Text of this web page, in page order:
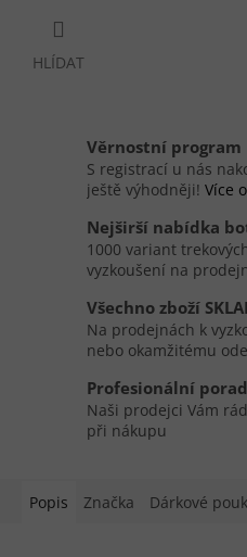
HLÍDAT
Věrnostní program
S registrací u nás
ještě výhodněji! Více
Nejširší nabídka
1000 variant
vyzkoušení na
Všechno zboží
Na prodejnách k
nebo okamžitému
Profesionální
Naši prodejci Vám
při nákupu
Popis Značka Dárkové